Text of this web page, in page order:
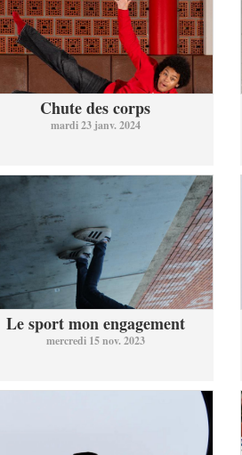
Chute des corps
mardi 23 janv. 2024
Le sport mon engagement
mercredi 15 nov. 2023